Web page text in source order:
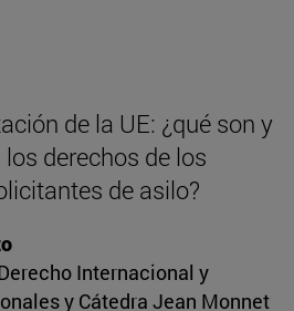
de la UE: ¿qué son y
derechos de los
de asilo?
Internacional y
y Cátedra Jean Monnet